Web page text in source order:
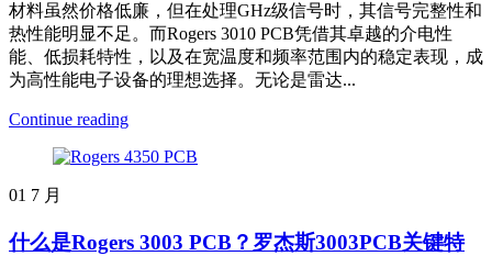
材料虽然价格低廉，但在处理GHz级信号时，其信号完整性和
热性能明显不足。而Rogers 3010 PCB凭借其卓越的介电性
能、低损耗特性，以及在宽温度和频率范围内的稳定表现，成
为高性能电子设备的理想选择。无论是雷达...
Continue reading
01 7 月
什么是Rogers 3003 PCB？罗杰斯3003PCB关键特